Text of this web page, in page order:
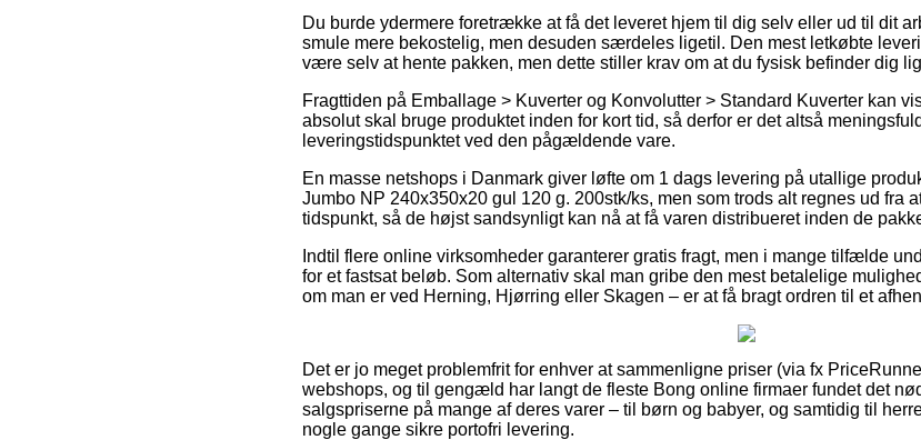
Du burde ydermere foretrække at få det leveret hjem til dig selv eller ud til dit
smule mere bekostelig, men desuden særdeles ligetil. Den mest letkøbte
være selv at hente pakken, men dette stiller krav om at du fysisk befinder dig
Fragttiden på Emballage > Kuverter og Konvolutter > Standard Kuverter kan
absolut skal bruge produktet inden for kort tid, så derfor er det altså
leveringstidspunktet ved den pågældende vare.
En masse netshops i Danmark giver løfte om 1 dags levering på utallige
Jumbo NP 240x350x20 gul 120 g. 200stk/ks, men som trods alt regnes ud fra
tidspunkt, så de højst sandsynligt kan nå at få varen distribueret inden de
Indtil flere online virksomheder garanterer gratis fragt, men i mange tilfælde
for et fastsat beløb. Som alternativ skal man gribe den mest betalelige
om man er ved Herning, Hjørring eller Skagen – er at få bragt ordren til et
Det er jo meget problemfrit for enhver at sammenligne priser (via fx
webshops, og til gengæld har langt de fleste Bong online firmaer fundet det
salgspriserne på mange af deres varer – til børn og babyer, og samtidig til
nogle gange sikre portofri levering.